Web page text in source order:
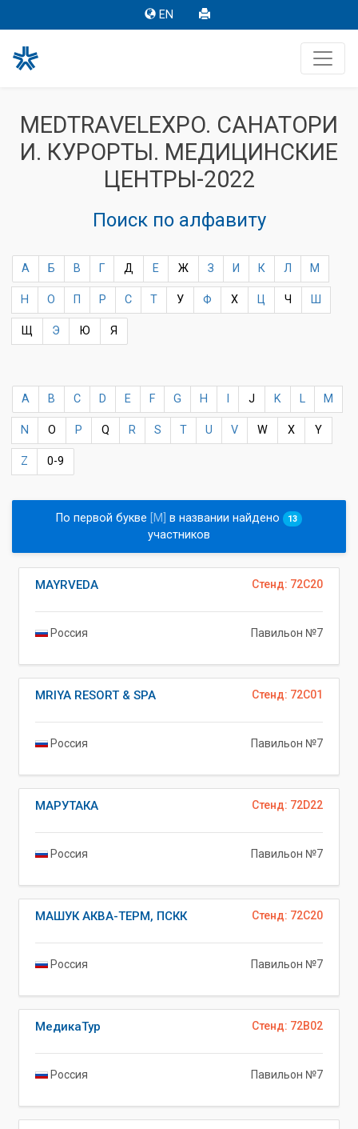
EN
MEDTRAVELEXPO. САНАТОРИ
И. КУРОРТЫ. МЕДИЦИНСКИЕ
ЦЕНТРЫ-2022
Поиск по алфавиту
А Б В Г Д Е Ж З И К Л М
Н О П Р С Т У Ф Х Ц Ч Ш
Щ Э Ю Я
A B C D E F G H J K L M
N O P Q R S T U V W X Y
Z 0-9
По первой букве [M] в названии найдено 13
участников
Стенд: 72C20
MAYRVEDA
Россия Павильон №7
Стенд: 72C01
MRIYA RESORT & SPA
Россия Павильон №7
Стенд: 72D22
МАРУТАКА
Россия Павильон №7
Стенд: 72C20
МАШУК АКВА-ТЕРМ, ПСКК
Россия Павильон №7
Стенд: 72B02
МедикаТур
Россия Павильон №7